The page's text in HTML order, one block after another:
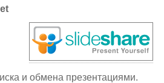
и обмена презентациями.